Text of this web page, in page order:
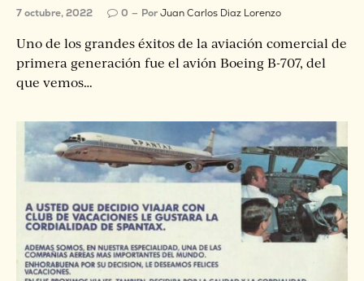
7 octubre, 2022 0 PorJuan Carlos Diaz Lorenzo
Uno de los grandes éxitos de la aviación comercial de
primera generación fue el avión Boeing B-707, del
que vemos…